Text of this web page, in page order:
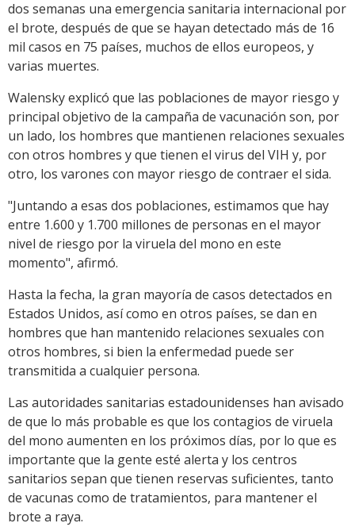
dos semanas una emergencia sanitaria internacional por
el brote, después de que se hayan detectado más de 16
mil casos en 75 países, muchos de ellos europeos, y
varias muertes.
Walensky explicó que las poblaciones de mayor riesgo y
principal objetivo de la campaña de vacunación son, por
un lado, los hombres que mantienen relaciones sexuales
con otros hombres y que tienen el virus del VIH y, por
otro, los varones con mayor riesgo de contraer el sida.
"Juntando a esas dos poblaciones, estimamos que hay
entre 1.600 y 1.700 millones de personas en el mayor
nivel de riesgo por la viruela del mono en este
momento", afirmó.
Hasta la fecha, la gran mayoría de casos detectados en
Estados Unidos, así como en otros países, se dan en
hombres que han mantenido relaciones sexuales con
otros hombres, si bien la enfermedad puede ser
transmitida a cualquier persona.
Las autoridades sanitarias estadounidenses han avisado
de que lo más probable es que los contagios de viruela
del mono aumenten en los próximos días, por lo que es
importante que la gente esté alerta y los centros
sanitarios sepan que tienen reservas suficientes, tanto
de vacunas como de tratamientos, para mantener el
brote a raya.